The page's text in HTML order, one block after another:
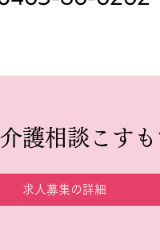
護相談こす
求人募集の詳細